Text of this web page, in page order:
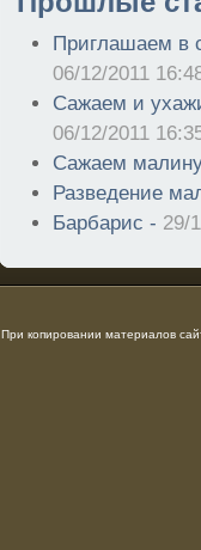
Приглашаем в
06/12/2011
Сажаем и
06/12/2011
Сажаем
Разведение
Барбарис - 29/
При копировании материалов